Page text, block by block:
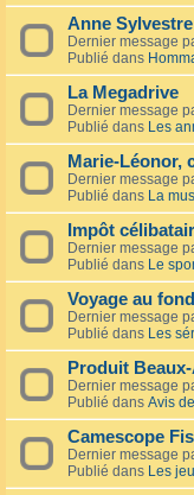
Anne Sylvestre
Dernier message
Publié dans
La Megadrive
Dernier message
Publié dans Les
Marie-Léonor,
Dernier message
Publié dans La
Impôt
Dernier message
Publié dans Le
Voyage au
Dernier message
Publié dans Les
Produit
Dernier message
Publié dans Avis
Camescope
Dernier message
Publié dans Les